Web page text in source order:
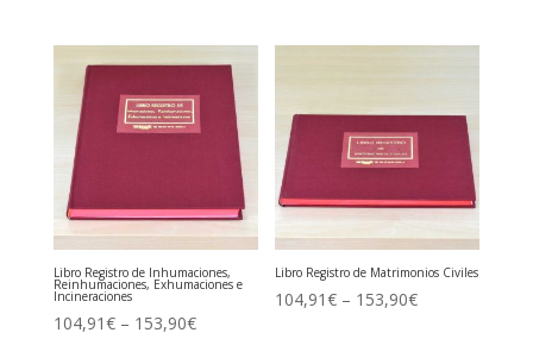
Libro Registro de Inhumaciones,
Reinhumaciones, Exhumaciones e
Incineraciones
104,91€– 153,90€
Libro Registro de Matrimonios Civiles
104,91€ – 153,90€